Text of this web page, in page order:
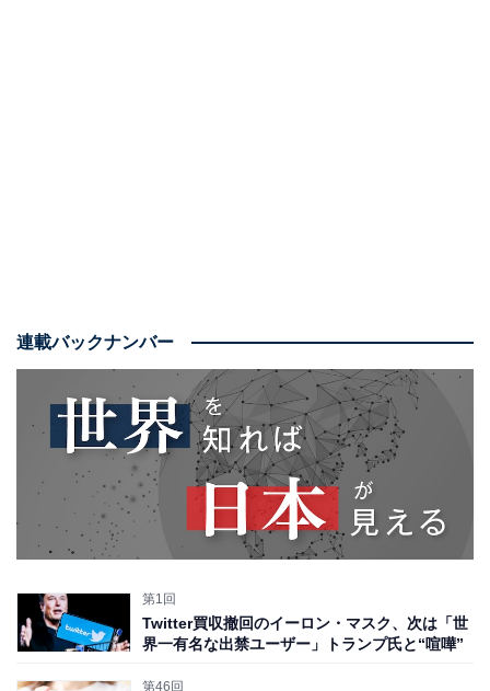
「もしトラ」が「確トラ」に
ただ中継されていた演説中に暗殺未遂に巻き込まれて間
一髪で生き延びたトランプ氏は、支持者などの間で「神
が味方についた」と神格化され、大統領選でも勝利は間
違いないと見る人たちが多くなった。メディアや専門家
はこれまで、「もしトランプが再選するとすれば……」
殺未遂事件以降は「確実にトランプが再選する」という
「確トラ」と言われるようになってきている。
連載バックナンバー
第1回
Twitter買収撤回のイーロン・マスク、次は「世
界一有名な出禁ユーザー」トランプ氏と“喧嘩”
第46回